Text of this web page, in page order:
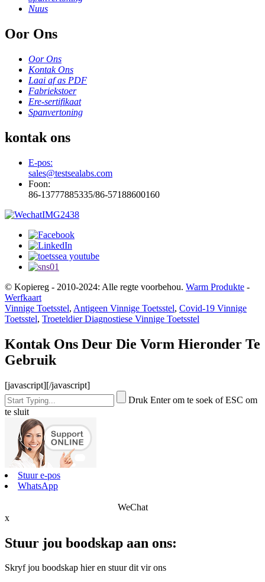
Nuus
Oor Ons
Oor Ons
Kontak Ons
Laai af as PDF
Fabriekstoer
Ere-sertifikaat
Spanvertoning
kontak ons
E-pos:
sales@testsealabs.com
Foon:
86-13777885335/86-57188600160
© Kopiereg - 2010-2024: Alle regte voorbehou. Warm Produkte -
Werfkaart
Vinnige Toetsstel, Antigeen Vinnige Toetsstel, Covid-19 Vinnige
Toetsstel, Troeteldier Diagnostiese Vinnige Toetsstel
Kontak Ons Deur Die Vorm Hieronder Te
Gebruik
[javascript][/javascript]
Druk Enter om te soek of ESC om
te sluit
Stuur e-pos
WhatsApp
WeChat
x
Stuur jou boodskap aan ons:
Skryf jou boodskap hier en stuur dit vir ons